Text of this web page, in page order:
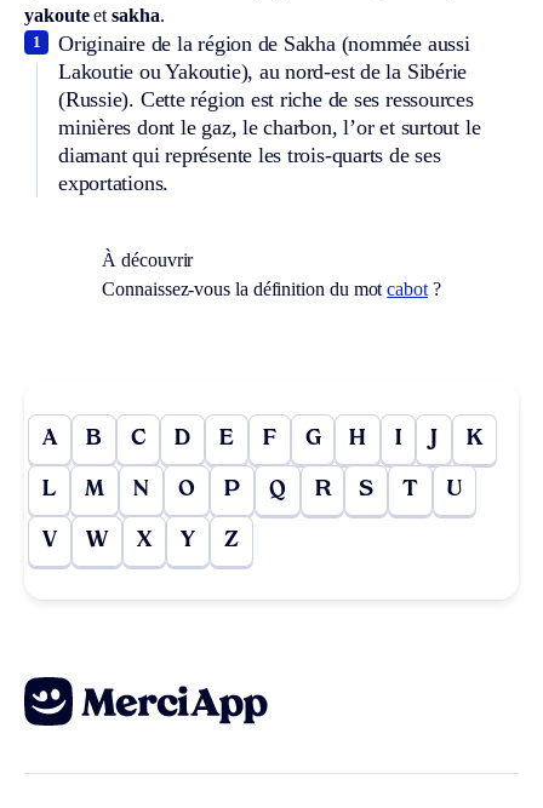
yakouteetsakha.
Originaire de la région de Sakha (nommée aussi
Lakoutie ou Yakoutie), au nord-est de la Sibérie
(Russie). Cette région est riche de ses ressources
minières dont le gaz, le charbon, l’or et surtout le
diamant qui représente les trois-quarts de ses
exportations.
1
À découvrir
Connaissez-vous la définition du motcabot?
A B C D E F G H I J K
L M N O P Q R S T U
V W X Y Z